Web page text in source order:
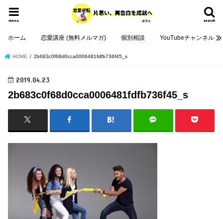
search
menu
ホーム 恋愛講座 (無料メルマガ) 個別相談 YouTubeチャンネル
HOME 2b683c0f68d0cca0006481fdfb736f45_s
2019.04.23
2b683c0f68d0cca0006481fdfb736f45_s